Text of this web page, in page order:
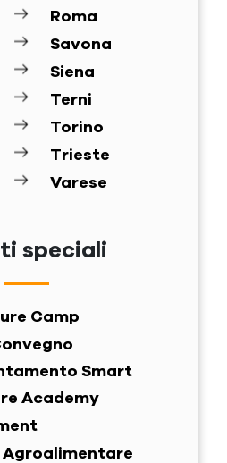
Roma
Savona
Siena
Terni
Torino
Trieste
Varese
speciali
Camp
Smart
Academy
Agroalimentare